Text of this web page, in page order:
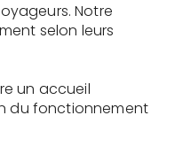
Notre
selon leurs
un accueil
du fonctionnement